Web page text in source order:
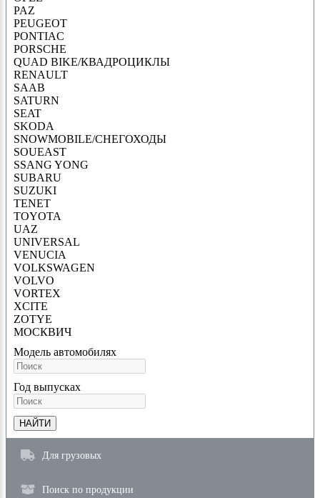
PAZ
PEUGEOT
PONTIAC
PORSCHE
QUAD BIKE/КВАДРОЦИКЛЫ
RENAULT
SAAB
SATURN
SEAT
SKODA
SNOWMOBILE/СНЕГОХОДЫ
SOUEAST
SSANG YONG
SUBARU
SUZUKI
TENET
TOYOTA
UAZ
UNIVERSAL
VENUCIA
VOLKSWAGEN
VOLVO
VORTEX
XCITE
ZOTYE
МОСКВИЧ
Модель автомобиляx
Год выпускаx
НАЙТИ
Для грузовых
Поиск по продукции